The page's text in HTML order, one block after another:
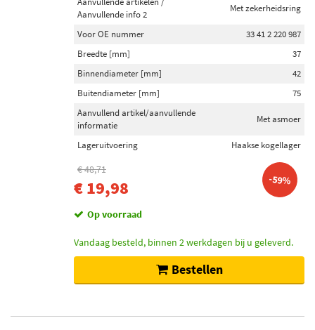
FAG (69)
Categorieën
Wiellagerset (647)
Wiellager (60)
Inbouwplaats
Achteras links (82)
Achteras (74)
Vooras links (60)
Aanvullende info 2
Met zekerheidsring
Voor OE nummer
33 41 2 220 987
Breedte [mm]
37
Binnendiameter [mm]
42
Buitendiameter [mm]
75
Aanvullend artikel/aanvullende
informatie
Met asmoer
Lageruitvoering Haakse kogellager
€ 48,71
€ 19,98 -59%
Op voorraad
Vandaag besteld, binnen 2 werkdagen bij u geleverd.
Bestellen